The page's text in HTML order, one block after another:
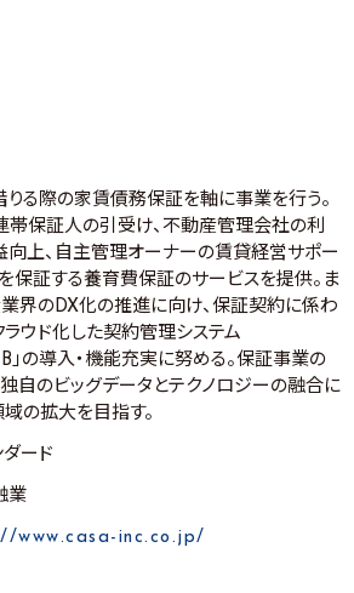
りる際の家賃債務保証を軸に事業を行う。
帯保証人の引受け、不動産管理会社の利
向上、自主管理オーナーの賃貸経営サポー
を保証する養育費保証のサービスを提供。ま
業界のDX化の推進に向け、保証契約に係わ
ウド化した契約管理システム
」の導入・機能充実に努める。保証事業の
自のビッグデータとテクノロジーの融合に
の拡大を目指す。
ード
業
www.casa-inc.co.jp/